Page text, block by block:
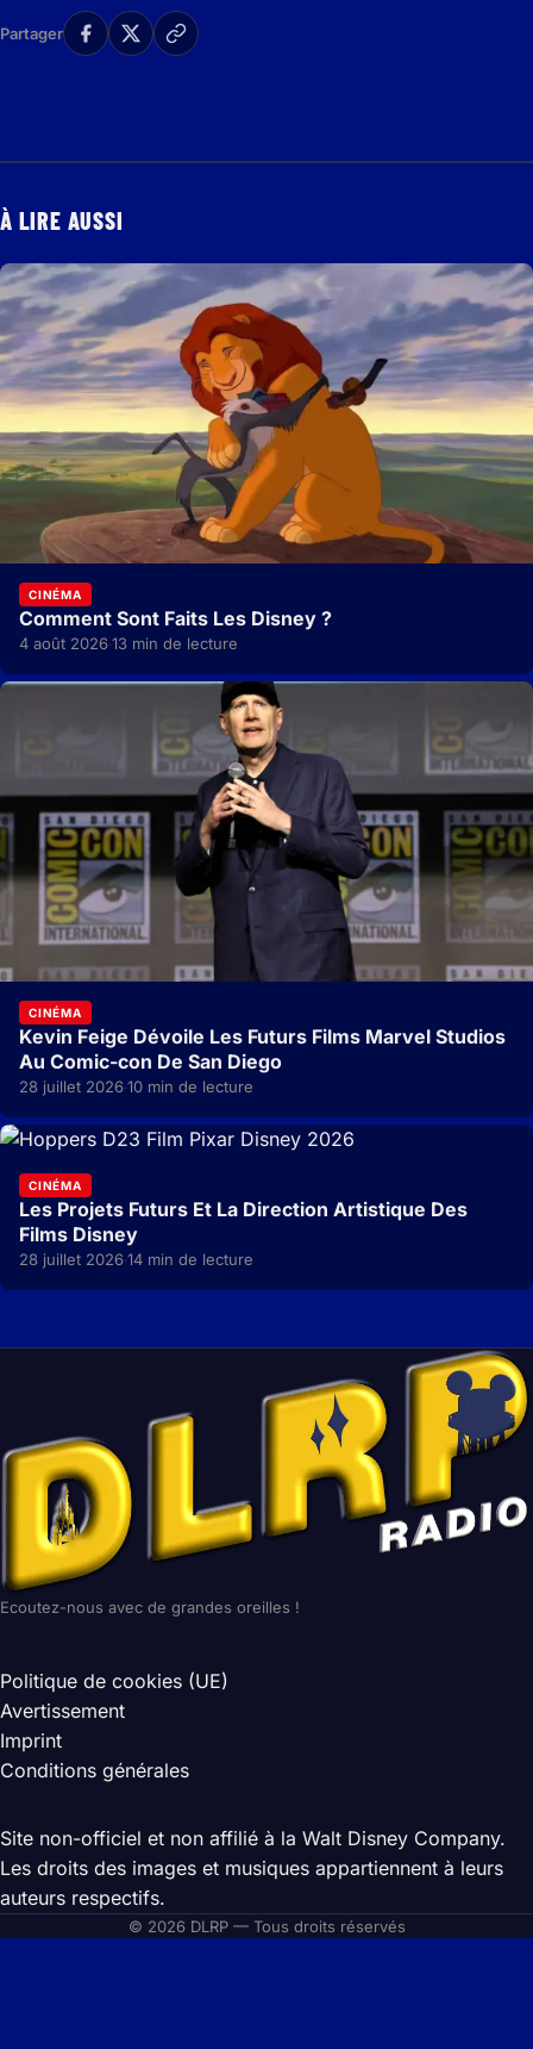
Partager
À LIRE AUSSI
CINÉMA
Comment Sont Faits Les Disney ?
4 août 2026·13 min de lecture
CINÉMA
Kevin Feige Dévoile Les Futurs Films Marvel Studios
Au Comic-con De San Diego
28 juillet 2026·10 min de lecture
CINÉMA
Les Projets Futurs Et La Direction Artistique Des
Films Disney
28 juillet 2026·14 min de lecture
Ecoutez-nous avec de grandes oreilles !
Politique de cookies (UE)
Avertissement
Imprint
Conditions générales
Site non-officiel et non affilié à la Walt Disney Company.
Les droits des images et musiques appartiennent à leurs
auteurs respectifs.
© 2026 DLRP — Tous droits réservés